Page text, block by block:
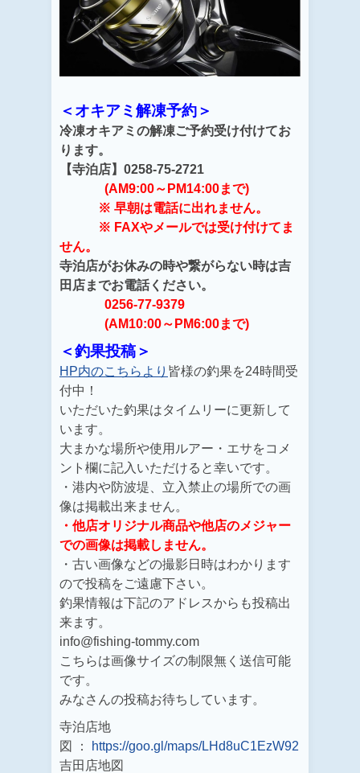
＜オキアミ解凍予約＞
冷凍オキアミの解凍ご予約受け付けてお
ります。
【寺泊店】0258-75-2721
(AM9:00～PM14:00まで)
※ 早朝は電話に出れません。
※ FAXやメールでは受け付けてま
せん。
寺泊店がお休みの時や繋がらない時は吉
田店までお電話ください。
0256-77-9379
(AM10:00～PM6:00まで)
＜釣果投稿＞
HP内のこちらより 皆様の釣果を24時間受
付中！
いただいた釣果はタイムリーに更新して
います。
大まかな場所や使用ルアー・エサをコメ
ント欄に記入いただけると幸いです。
・港内や防波堤、立入禁止の場所での画
像は掲載出来ません。
・他店オリジナル商品や他店のメジャー
での画像は掲載しません。
・古い画像などの撮影日時はわかります
ので投稿をご遠慮下さい。
釣果情報は下記のアドレスからも投稿出
来ます。
info@fishing-tommy.com
こちらは画像サイズの制限無く送信可能
です。
みなさんの投稿お待ちしています。
寺泊店地
図 ：
https://goo.gl/maps/LHd8uC1EzW92
吉田店地図